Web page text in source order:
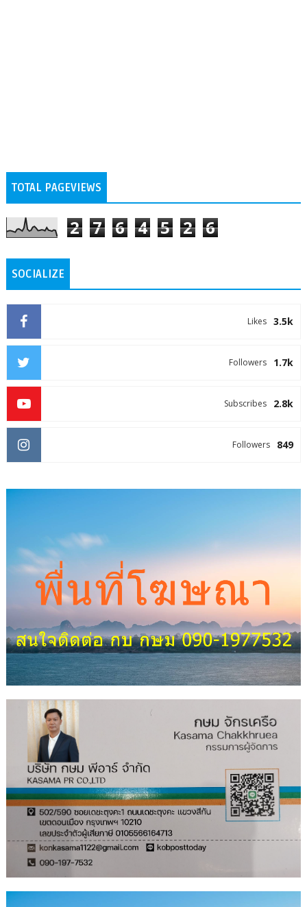
TOTAL PAGEVIEWS
2 7 6 4 5 2 6
SOCIALIZE
3.5k
Likes
1.7k
Followers
2.8k
Subscribes
849
Followers